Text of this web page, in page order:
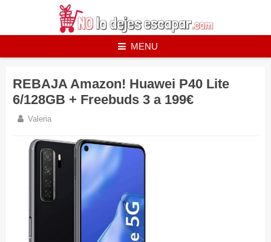
MENU
REBAJA Amazon! Huawei P40 Lite
6/128GB + Freebuds 3 a 199€
Valeria